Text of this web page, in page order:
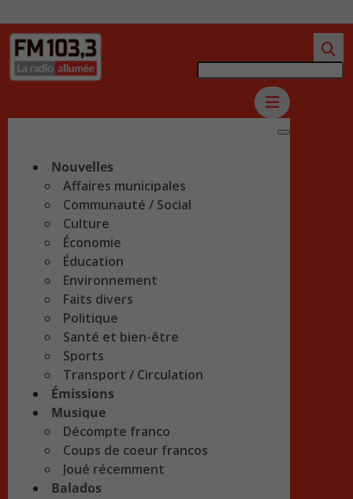
Nouvelles
Affaires municipales
Communauté / Social
Culture
Économie
Éducation
Environnement
Faits divers
Politique
Santé et bien-être
Sports
Transport / Circulation
Émissions
Musique
Décompte franco
Coups de coeur francos
Joué récemment
Balados